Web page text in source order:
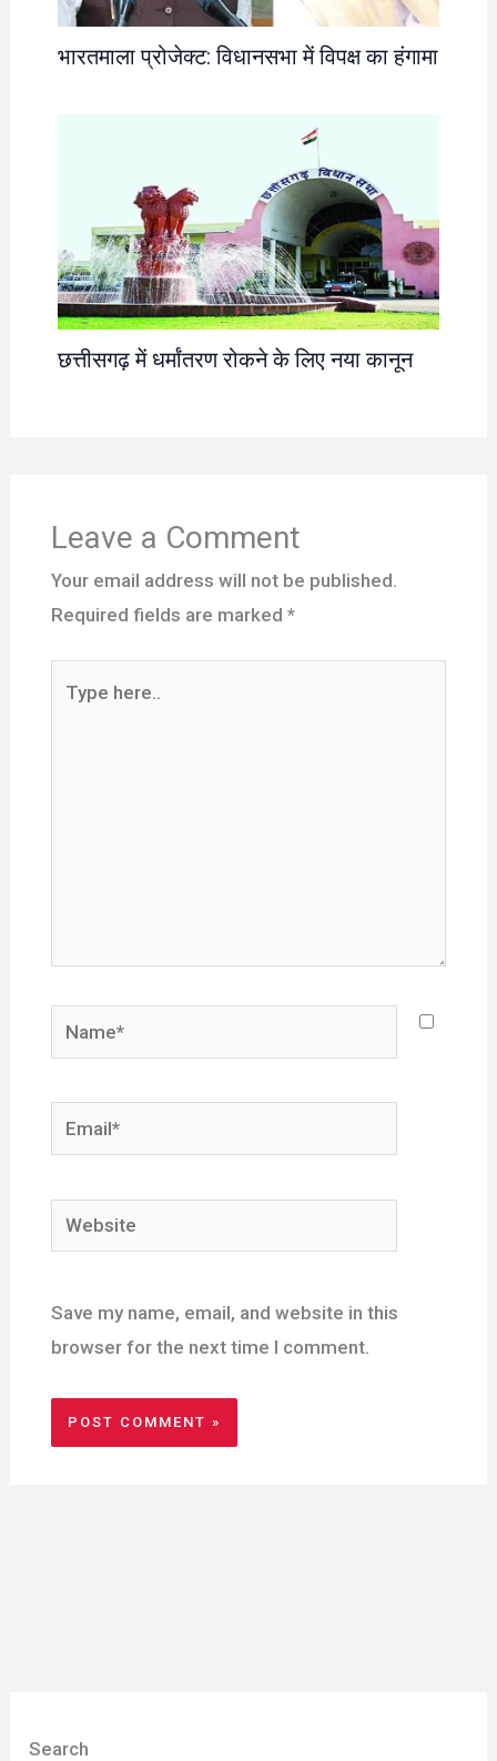
भारतमाला प्रोजेक्ट: विधानसभा में विपक्ष का हंगामा
छत्तीसगढ़ में धर्मांतरण रोकने के लिए नया कानून
Leave a Comment
Your email address will not be published.
Required fields are marked *
Name*
Email*
Website
Save my name, email, and website in this
browser for the next time I comment.
Search